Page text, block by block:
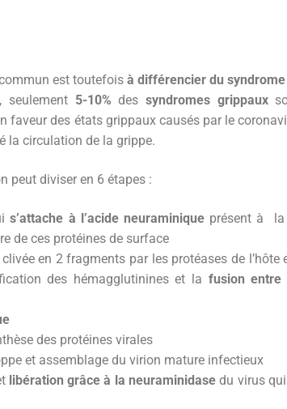
est toutefois à différencier du syndrome
seulement 5-10% des syndromes grippaux
des états grippaux causés par le
la circulation de la grippe.
peut diviser en 6 étapes :
s’attache à l’acide neuraminique présent à la
de ces protéines de surface
en 2 fragments par les protéases de
des hémagglutinines et la fusion entre
des protéines virales
et assemblage du virion mature infectieux
libération grâce à la neuraminidase du virus